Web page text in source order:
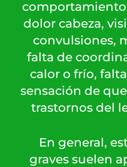
dolor cabeza,
convulsiones,
falta de
calor o frío,
sensación de
trastornos del
En general,
graves suelen